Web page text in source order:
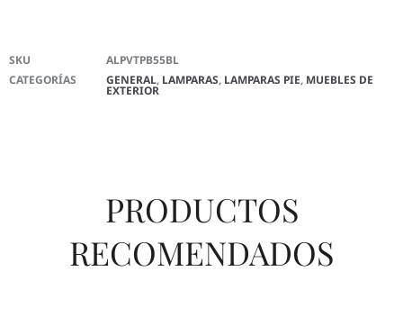
SKU
ALPVTPB55BL
CATEGORÍAS
GENERAL, LAMPARAS, LAMPARAS PIE, MUEBLES DE
EXTERIOR
PRODUCTOS
RECOMENDADOS